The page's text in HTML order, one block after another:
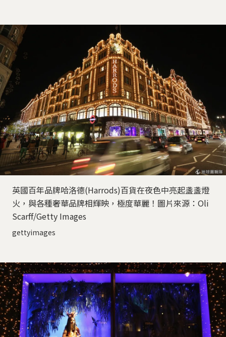
英國百年品牌哈洛德(Harrods)百貨在夜色中亮起盞盞燈
火，與各種奢華品牌相輝映，極度華麗！圖片來源：Oli
Scarff/Getty Images
gettyimages